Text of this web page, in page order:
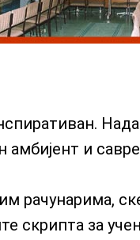
амбијент и
рачунарима,
скрипта за